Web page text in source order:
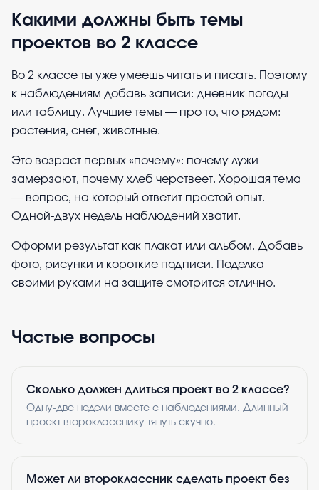
Какими должны быть темы
проектов во 2 классе
Во 2 классе ты уже умеешь читать и писать. Поэтому
к наблюдениям добавь записи: дневник погоды
или таблицу. Лучшие темы — про то, что рядом:
растения, снег, животные.
Это возраст первых «почему»: почему лужи
замерзают, почему хлеб черствеет. Хорошая тема
— вопрос, на который ответит простой опыт.
Одной-двух недель наблюдений хватит.
Оформи результат как плакат или альбом. Добавь
фото, рисунки и короткие подписи. Поделка
своими руками на защите смотрится отлично.
Частые вопросы
Сколько должен длиться проект во 2 классе?
Одну-две недели вместе с наблюдениями. Длинный
проект второкласснику тянуть скучно.
Может ли второклассник сделать проект без